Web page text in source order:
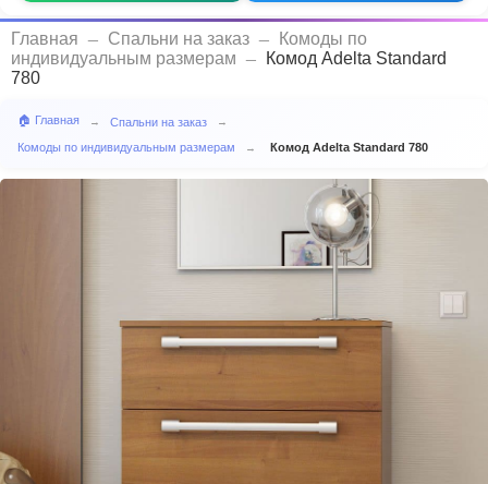
Главная Спальни на заказ
Комоды по
индивидуальным размерам
Комод Adelta Standard
780
🏠 Главная → Спальни на заказ →
Комоды по индивидуальным размерам → Комод Adelta Standard 780